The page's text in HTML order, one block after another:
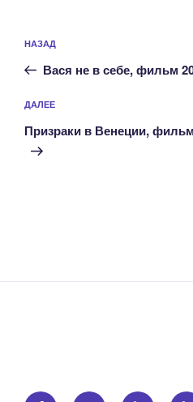
по
записям
Предыдущая
запись:
НАЗАД
Вася не в себе, фильм
Следующая
запись
ДАЛЕЕ
Призраки в Венеции,